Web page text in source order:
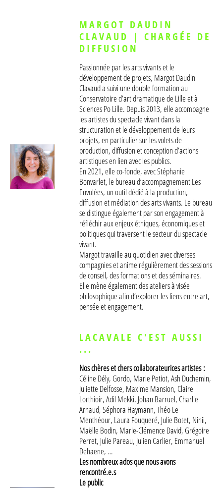
MARGOT DAUDIN
CLAVAUD | CHARGÉE DE
DIFFUSION
Passionnée par les arts vivants et le
développement de projets, Margot Daudin
Clavaud a suivi une double formation au
Conservatoire d’art dramatique de Lille et à
Sciences Po Lille. Depuis 2013, elle accompagne
les artistes du spectacle vivant dans la
structuration et le développement de leurs
projets, en particulier sur les volets de
production, diffusion et conception d’actions
artistiques en lien avec les publics.
En 2021, elle co-fonde, avec Stéphanie
Bonvarlet, le bureau d’accompagnementLes
Envolées, un outil dédié à la production,
diffusion et médiation des arts vivants. Le bureau
se distingue également par son engagement à
réfléchir aux enjeux éthiques, économiques et
politiques qui traversent le secteur du spectacle
vivant.
Margot travaille au quotidien avec diverses
compagnies et anime régulièrement des sessions
de conseil, des formations et des séminaires.
Elle mène également des ateliers à visée
philosophique afin d’explorer les liens entre art,
pensée et engagement.
LACAVALE C'EST AUSSI
...
Nos chères et chers collaborateurices artistes :
Céline Dély, Gordo, Marie Petiot, Ash Duchemin,
Juliette Delfosse, Maxime Mansion, Claire
Lorthioir, Adil Mekki, Johan Barruel, Charlie
Arnaud, Séphora Haymann, Théo Le
Menthéour, Laura Fouqueré, Julie Botet, Ninii,
Maëlle Bodin, Marie-Clémence David, Grégoire
Perret, Julie Pareau, Julien Carlier, Emmanuel
Dehaene, …
Les nombreux ados que nous avons
rencontré.e.s
Le public